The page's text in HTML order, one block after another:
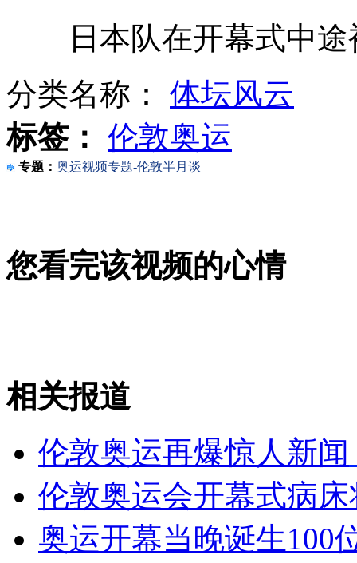
广电总局禁止网游改拍电视剧
山西运城恶犬咬伤多人 警民合力深夜将其击毙
女孩北京地铁殴打老人 痛下狠手拳打脚踢
日本队在开幕式中途
分类名称： 体坛风云
标签： 伦敦奥运
专题： 奥运视频专题-伦敦半月谈
您看完该视频的心情
相关报道
伦敦奥运再爆惊人新闻
伦敦奥运会开幕式病
奥运开幕当晚诞生100